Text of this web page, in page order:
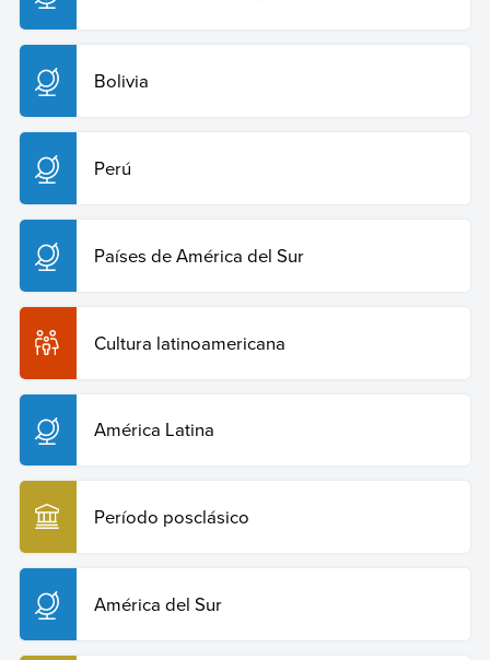
Bolivia
Perú
Países de América del Sur
Cultura latinoamericana
América Latina
Período posclásico
América del Sur